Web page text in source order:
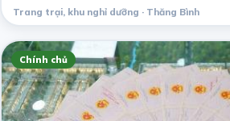
Trang trại, khu nghỉ dưỡng · Thăng Bình
Chính chủ